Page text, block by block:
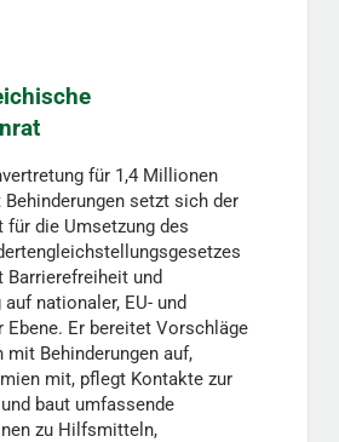
für 1,4 Millionen
setzt sich der
für die Umsetzung des
Barrierefreiheit und
nationaler, EU- und
Ebene. Er bereitet Vorschläge
mit Behinderungen auf,
mit, pflegt Kontakte zur
baut umfassende
zu Hilfsmitteln,